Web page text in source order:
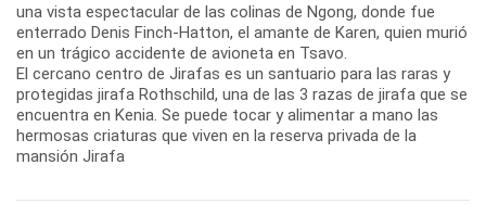
una vista espectacular de las colinas de Ngong, donde fue
enterrado Denis Finch-Hatton, el amante de Karen, quien murió
en un trágico accidente de avioneta en Tsavo.
El cercano centro de Jirafas es un santuario para las raras y
protegidas jirafa Rothschild, una de las 3 razas de jirafa que se
encuentra en Kenia. Se puede tocar y alimentar a mano las
hermosas criaturas que viven en la reserva privada de la
mansión Jirafa